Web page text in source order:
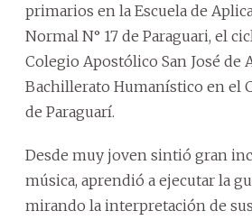
primarios en la Escuela de
Normal N° 17 de Paraguari, el
Colegio Apostólico San José de
Bachillerato Humanístico en el
de Paraguarí.
Desde muy joven sintió gran
música, aprendió a ejecutar la
mirando la interpretación de